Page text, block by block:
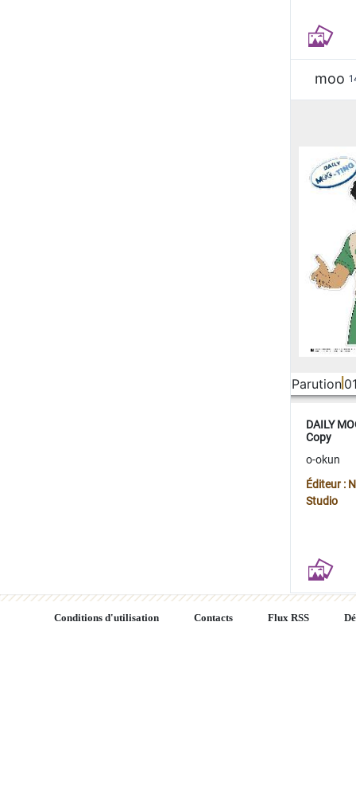
moo
Parution
DAILY
Copy
o-okun
Éditeur :
Studio
Conditions d'utilisation Contacts Flux RSS